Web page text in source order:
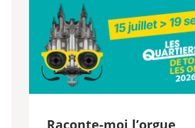
Raconte-moi l’orgue